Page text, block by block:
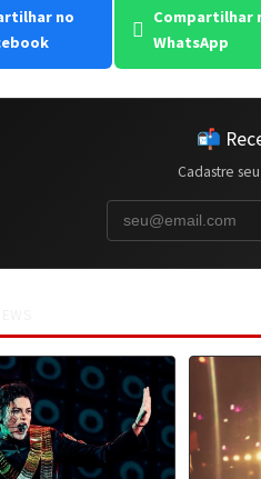
no
Compartilhar
WhatsApp
📬
Cadastre